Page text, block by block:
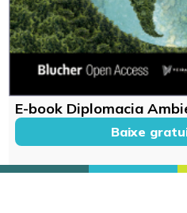
E-book Diplomacia
Baixe